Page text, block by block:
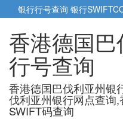
银行行号查询 银行
香港德国
行号查询
香港德国巴伐利亚州银
伐利亚州银行网点查询
SWIFT码查询